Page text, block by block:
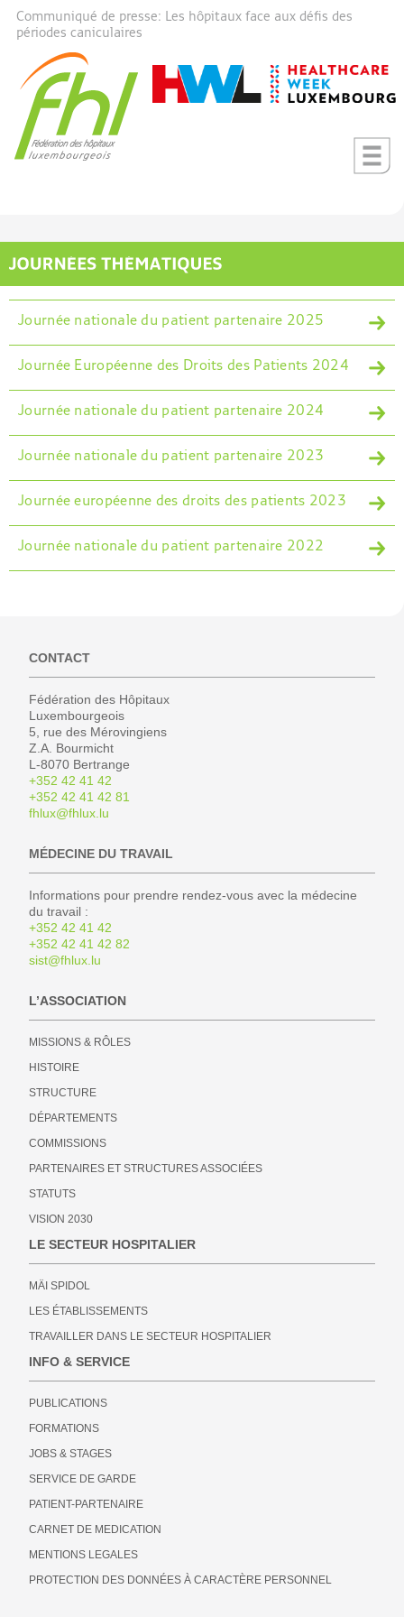
Communiqué de presse: Les hôpitaux face aux défis des
périodes caniculaires
Journée nationale du patient partenaire 2025
Journée Européenne des Droits des Patients 2024
Journée nationale du patient partenaire 2024
Journée nationale du patient partenaire 2023
Journée européenne des droits des patients 2023
Journée nationale du patient partenaire 2022
CONTACT
Fédération des Hôpitaux
Luxembourgeois
5, rue des Mérovingiens
Z.A. Bourmicht
L-8070 Bertrange
+352 42 41 42
+352 42 41 42 81
fhlux@fhlux.lu
MÉDECINE DU TRAVAIL
Informations pour prendre rendez-vous avec la médecine
du travail :
+352 42 41 42
+352 42 41 42 82
sist@fhlux.lu
L’ASSOCIATION
MISSIONS & RÔLES
HISTOIRE
STRUCTURE
DÉPARTEMENTS
COMMISSIONS
PARTENAIRES ET STRUCTURES ASSOCIÉES
STATUTS
VISION 2030
LE SECTEUR HOSPITALIER
MÄI SPIDOL
LES ÉTABLISSEMENTS
TRAVAILLER DANS LE SECTEUR HOSPITALIER
INFO & SERVICE
PUBLICATIONS
FORMATIONS
JOBS & STAGES
SERVICE DE GARDE
PATIENT-PARTENAIRE
CARNET DE MEDICATION
MENTIONS LEGALES
PROTECTION DES DONNÉES À CARACTÈRE PERSONNEL